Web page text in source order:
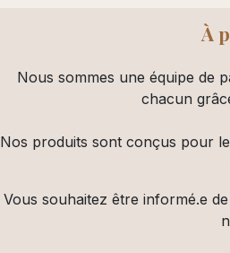
À
Nous sommes une équipe de
chacun
Nos produits sont conçus pour
Vous souhaitez être informé.e